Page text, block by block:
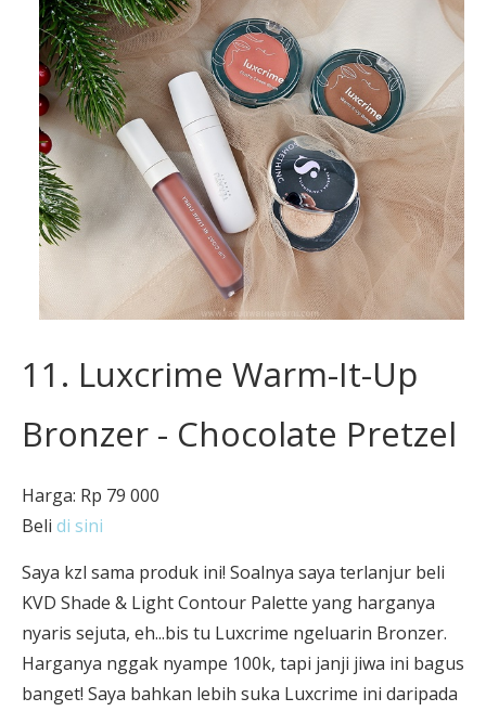
11. Luxcrime Warm-It-Up
Bronzer - Chocolate Pretzel
Harga: Rp 79 000
Beli di sini
Saya kzl sama produk ini! Soalnya saya terlanjur beli
KVD Shade & Light Contour Palette yang harganya
nyaris sejuta, eh...bis tu Luxcrime ngeluarin Bronzer.
Harganya nggak nyampe 100k, tapi janji jiwa ini bagus
banget! Saya bahkan lebih suka Luxcrime ini daripada